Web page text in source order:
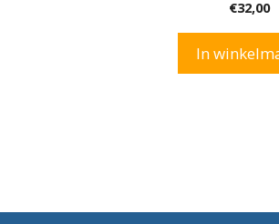
5
€32,00
In